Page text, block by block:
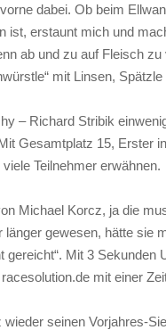
dabei. Ob beim
ist, erstaunt mich und
ab und zu auf Fleisch
mit Linsen,
– Richard Stribik
Gesamtplatz 15, Erster
Teilnehmer erwähnen.
Michael Korcz, ja die
gewesen, hätte
Mit 3 Sekunden
mit einer
seinen Vorjahres-